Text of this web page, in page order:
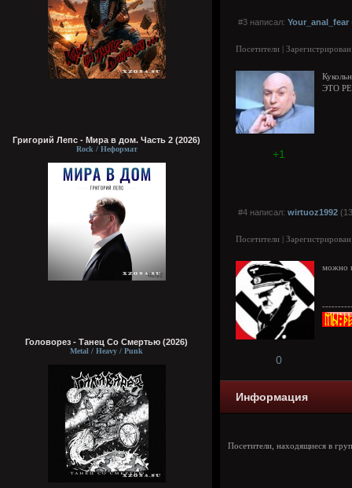
Григорий Лепс - Мира в дом. Часть 2 (2026)
Rock / Неформат
Головорез - Tанец Со Смертью (2026)
Metal / Heavy / Punk
#3 написал: Your_anal_fear
Посетители |
ЭТО
+1
#4 написал: wirtuoz1992
Посетители |
можно
0
Информация
Посетители, находящиеся в